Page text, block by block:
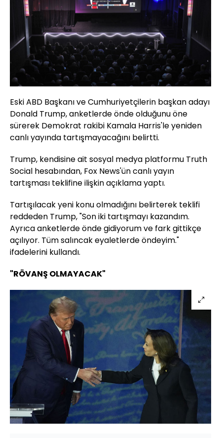
Eski ABD Başkanı ve Cumhuriyetçilerin başkan adayı
Donald Trump, anketlerde önde olduğunu öne
sürerek Demokrat rakibi Kamala Harris'le yeniden
canlı yayında tartışmayacağını belirtti.
Trump, kendisine ait sosyal medya platformu Truth
Social hesabından, Fox News'ün canlı yayın
tartışması teklifine ilişkin açıklama yaptı.
Tartışılacak yeni konu olmadığını belirterek teklifi
reddeden Trump, "Son iki tartışmayı kazandım.
Ayrıca anketlerde önde gidiyorum ve fark gittikçe
açılıyor. Tüm salıncak eyaletlerde öndeyim."
ifadelerini kullandı.
"RÖVANŞ OLMAYACAK"